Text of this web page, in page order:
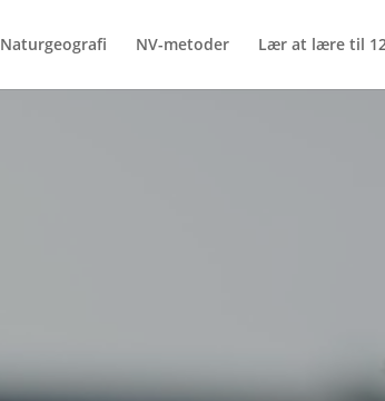
Naturgeografi NV-metoder Lær at lære til